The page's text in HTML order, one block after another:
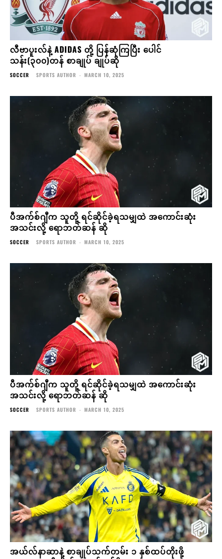
လီဗာပူးလ်နဲ့ ADIDAS တို့ ပြန်ဆုံကြပြီး ပေါင်
သန်း(၃၀၀)တန် စာချုပ် ချုပ်ဆို
SOCCER SPORTS AUTHOR - MARCH 10, 2025
ပီအက်စ်ဂျီက သူတို့ ရင်ဆိုင်ခဲ့ရသမျှထဲ အကောင်းဆုံး
အသင်းလို့ ရောဘတ်ဆန် ဆို
SOCCER SPORTS AUTHOR - MARCH 10, 2025
ပီအက်စ်ဂျီက သူတို့ ရင်ဆိုင်ခဲ့ရသမျှထဲ အကောင်းဆုံး
အသင်းလို့ ရောဘတ်ဆန် ဆို
SOCCER SPORTS AUTHOR - MARCH 10, 2025
အယ်လ်နာဆာနဲ့ စာချုပ်သက်တမ်း ၁ နှစ်ထပ်တိုးဖို့